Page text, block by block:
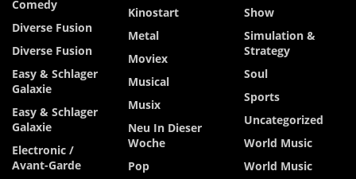
Comedy
Diverse Fusion
Diverse Fusion
Easy & Schlager
Galaxie
Easy & Schlager
Galaxie
Electronic /
Avant-Garde
Kinostart
Metal
Moviex
Musical
Musix
Neu In Dieser
Woche
Pop
Show
Simulation &
Strategy
Soul
Sports
Uncategorized
World Music
World Music